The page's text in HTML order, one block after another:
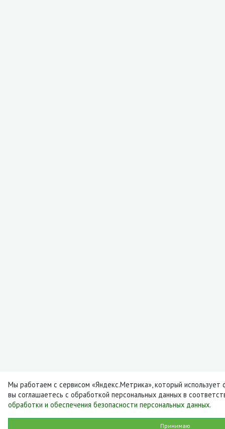
Мы работаем с сервисом «Яндекс.Метрика», который использует
вы соглашаетесь с обработкой персональных данных в
обработки и обеспечения безопасности персональных данных.
Принимаю